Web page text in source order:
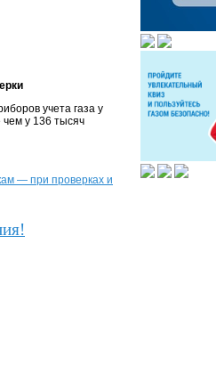
учета газа у
у 136 тысяч
— при проверках и